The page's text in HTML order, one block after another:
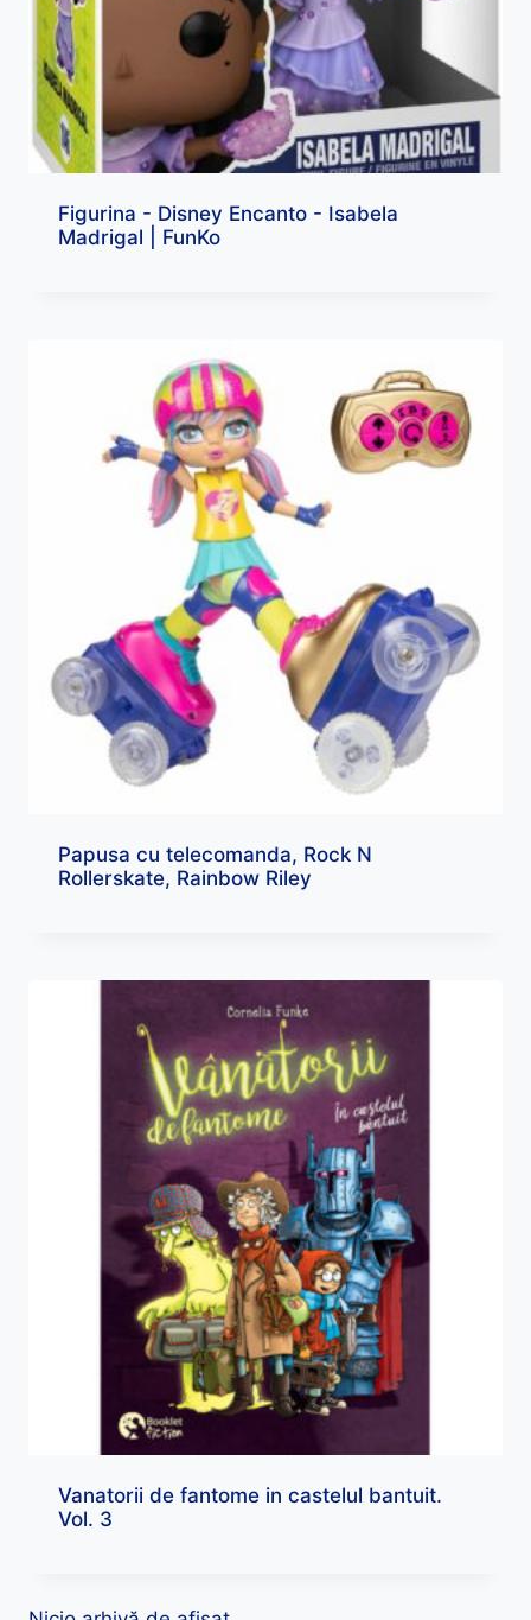
Figurina - Disney Encanto - Isabela
Madrigal | FunKo
Papusa cu telecomanda, Rock N
Rollerskate, Rainbow Riley
Vanatorii de fantome in castelul bantuit.
Vol. 3